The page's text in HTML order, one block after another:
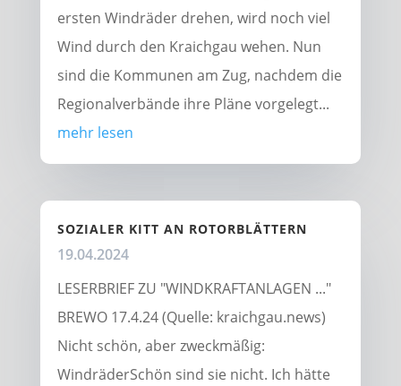
ersten Windräder drehen, wird noch viel
Wind durch den Kraichgau wehen. Nun
sind die Kommunen am Zug, nachdem die
Regionalverbände ihre Pläne vorgelegt...
mehr lesen
SOZIALER KITT AN ROTORBLÄTTERN
19.04.2024
LESERBRIEF ZU "WINDKRAFTANLAGEN ..."
BREWO 17.4.24 (Quelle: kraichgau.news)
Nicht schön, aber zweckmäßig:
WindräderSchön sind sie nicht. Ich hätte